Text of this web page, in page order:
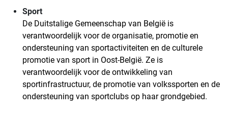
Sport
De Duitstalige Gemeenschap van België is
verantwoordelijk voor de organisatie, promotie en
ondersteuning van sportactiviteiten en de culturele
promotie van sport in Oost-België. Ze is
verantwoordelijk voor de ontwikkeling van
sportinfrastructuur, de promotie van volkssporten en de
ondersteuning van sportclubs op haar grondgebied.